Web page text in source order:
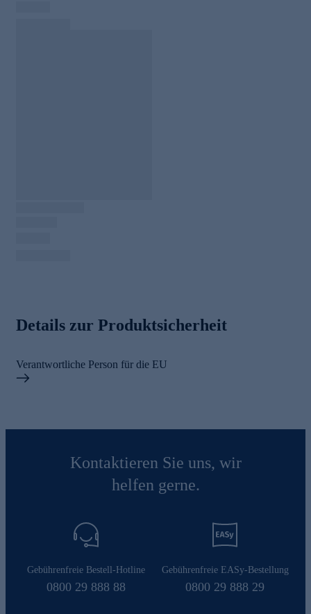
Details zur Produktsicherheit
Verantwortliche Person für die EU
Kontaktieren Sie uns, wir
helfen gerne.
Gebührenfreie Bestell-Hotline
0800 29 888 88
Gebührenfreie EASy-Bestellung
0800 29 888 29